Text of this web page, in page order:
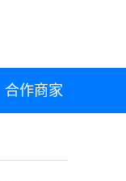
合作商家